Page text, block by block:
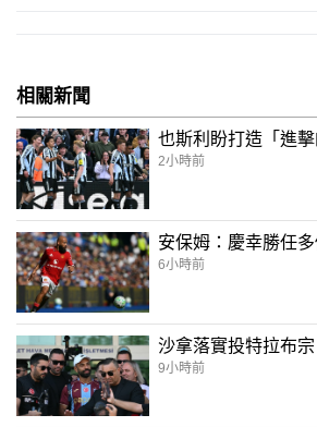
相關新聞
也斯利盼打造「進擊
2小時前
安保姆：慶幸勝任
6小時前
沙拿落實投特拉布宗
9小時前